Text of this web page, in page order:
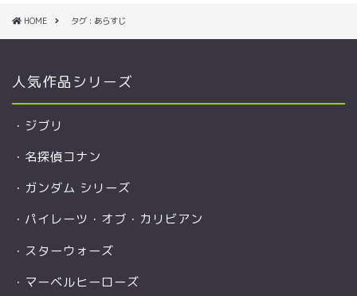
HOME タグ : あらすじ
人気作品シリーズ
・ ジブリ
・ 名探偵コナン
・ ガンダム シリーズ
・ パイレーツ・オブ・カリビアン
・ スターウォーズ
・ マーベルヒーローズ